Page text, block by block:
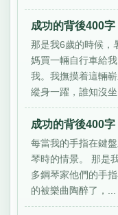
成功的背後400字
那是我6歲的時候，
媽買一輛自行車給
我。我撫摸着這輛
縱身一躍，誰知沒坐
成功的背後400字
每當我的手指在鍵
琴時的情景。 那是
多鋼琴家他們的手
的被樂曲陶醉了，...